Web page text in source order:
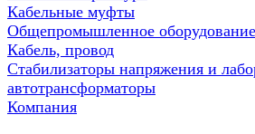
Кабельные муфты
Общепромышленное оборудование
Кабель, провод
Стабилизаторы напряжения и
автотрансформаторы
Компания